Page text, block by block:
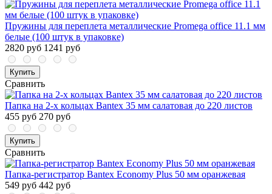
Пружины для переплета металлические Promega office 11.1 мм
белые (100 штук в упаковке)
2820 руб 1241 руб
Купить
Сравнить
Папка на 2-х кольцах Bantex 35 мм салатовая до 220 листов
455 руб 270 руб
Купить
Сравнить
Папка-регистратор Bantex Economy Plus 50 мм оранжевая
549 руб 442 руб